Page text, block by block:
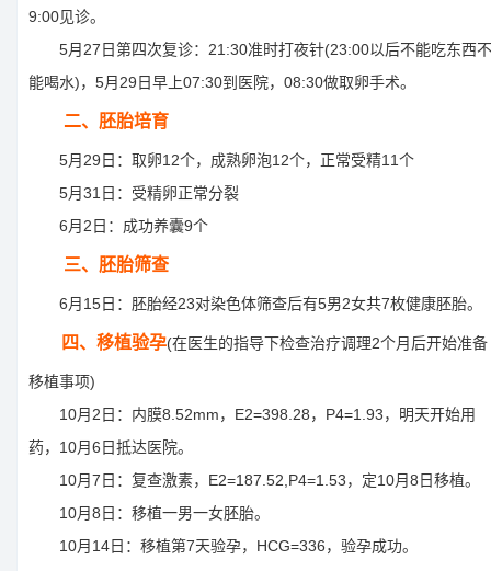
9:00见诊。
5月27日第四次复诊：21:30准时打夜针(23:00以后不能吃东西不
能喝水)，5月29日早上07:30到医院，08:30做取卵手术。
二、胚胎培育
5月29日：取卵12个，成熟卵泡12个，正常受精11个
5月31日：受精卵正常分裂
6月2日：成功养囊9个
三、胚胎筛查
6月15日：胚胎经23对染色体筛查后有5男2女共7枚健康胚胎。
四、移植验孕(在医生的指导下检查治疗调理2个月后开始准备
移植事项)
10月2日：内膜8.52mm，E2=398.28，P4=1.93，明天开始用
药，10月6日抵达医院。
10月7日：复查激素，E2=187.52,P4=1.53，定10月8日移植。
10月8日：移植一男一女胚胎。
10月14日：移植第7天验孕，HCG=336，验孕成功。